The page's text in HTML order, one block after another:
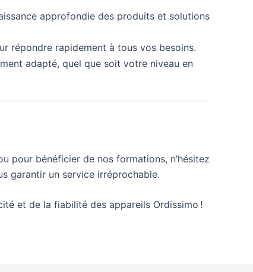
approfondie des produits et solutions
répondre rapidement à tous vos besoins.
adapté, quel que soit votre niveau en
pour bénéficier de nos formations, n’hésitez
garantir un service irréprochable.
et de la fiabilité des appareils Ordissimo !